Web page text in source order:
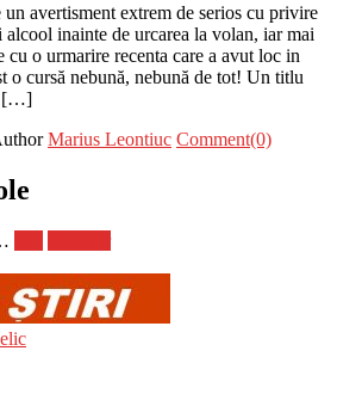
avertisment extrem de serios cu privire
inainte de urcarea la volan, iar mai
cu o urmarire recenta care a avut loc in
o cursă nebună, nebună de tot! Un titlu
[…]
Marius Leontiuc Comment(0)